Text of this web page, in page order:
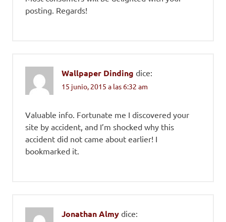
posting. Regards!
Wallpaper Dinding dice:
15 junio, 2015 a las 6:32 am
Valuable info. Fortunate me I discovered your
site by accident, and I’m shocked why this
accident did not came about earlier! I
bookmarked it.
Jonathan Almy dice: